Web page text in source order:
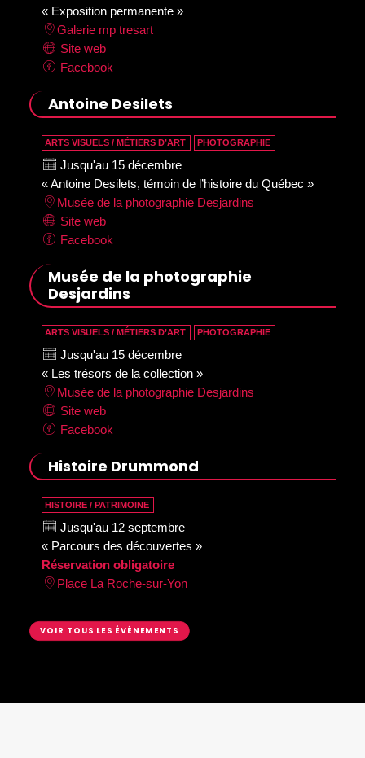
« Exposition permanente »
Galerie mp tresart
Site web
Facebook
Antoine Desilets
ARTS VISUELS / MÉTIERS D’ART PHOTOGRAPHIE
Jusqu'au 15 décembre
« Antoine Desilets, témoin de l’histoire du Québec »
Musée de la photographie Desjardins
Site web
Facebook
Musée de la photographie
Desjardins
ARTS VISUELS / MÉTIERS D’ART PHOTOGRAPHIE
Jusqu'au 15 décembre
« Les trésors de la collection »
Musée de la photographie Desjardins
Site web
Facebook
Histoire Drummond
HISTOIRE / PATRIMOINE
Jusqu'au 12 septembre
« Parcours des découvertes »
Réservation obligatoire
Place La Roche-sur-Yon
VOIR TOUS LES ÉVÉNEMENTS